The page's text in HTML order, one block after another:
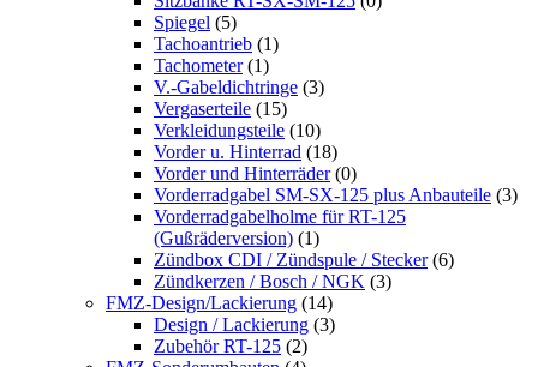
Spiegel (5)
Tachoantrieb (1)
Tachometer (1)
V.-Gabeldichtringe (3)
Vergaserteile (15)
Verkleidungsteile (10)
Vorder u. Hinterrad (18)
Vorder und Hinterräder (0)
Vorderradgabel SM-SX-125 plus Anbauteile (3)
Vorderradgabelholme für RT-125
(Gußräderversion) (1)
Zündbox CDI / Zündspule / Stecker (6)
Zündkerzen / Bosch / NGK (3)
FMZ-Design/Lackierung (14)
Design / Lackierung (3)
Zubehör RT-125 (2)